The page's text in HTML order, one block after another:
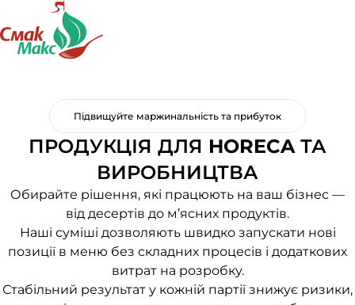
Підвищуйте маржинальність та прибуток
ПРОДУКЦІЯ ДЛЯ HORECAТА
ВИРОБНИЦТВА
Обирайте рішення, які працюють на ваш бізнес —
від десертів до м’ясних продуктів.
Наші суміші дозволяють швидко запускати нові
позиції в меню без складних процесів і додаткових
витрат на розробку.
Стабільний результат у кожній партії знижує ризики,